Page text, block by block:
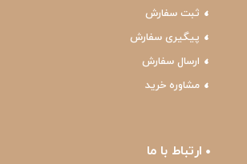
ثبت سفارش
پیگیری سفارش
ارسال سفارش
مشاوره خرید
ارتباط با ما